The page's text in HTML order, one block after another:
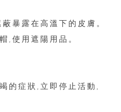
暴露在高溫下的皮膚。
,使用遮陽用品。
的症狀,立即停止活動,